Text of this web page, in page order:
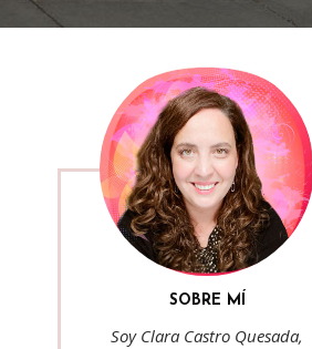
SOBRE MÍ
Soy Clara Castro Quesada,